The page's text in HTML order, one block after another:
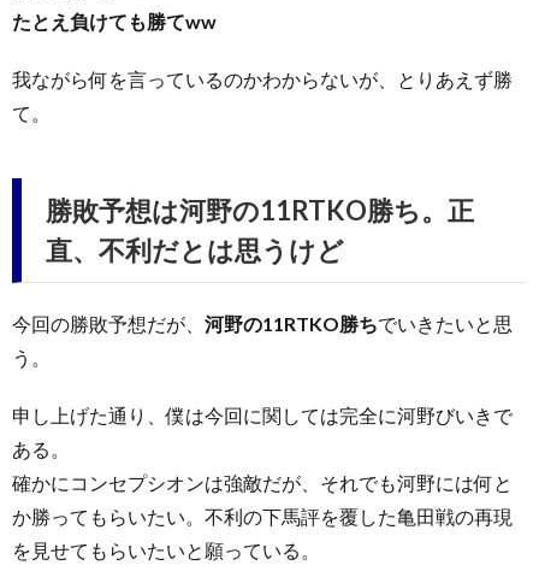
たとえ負けても勝てww
我ながら何を言っているのかわからないが、とりあえず勝
て。
勝敗予想は河野の11RTKO勝ち。正
直、不利だとは思うけど
今回の勝敗予想だが、 河野の11RTKO勝ちでいきたいと思
う。
申し上げた通り、僕は今回に関しては完全に河野びいきで
ある。
確かにコンセプシオンは強敵だが、それでも河野には何と
か勝ってもらいたい。不利の下馬評を覆した亀田戦の再現
を見せてもらいたいと願っている。